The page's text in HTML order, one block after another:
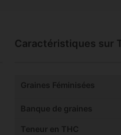
Caractéristiques sur
Graines Féminisées
Banque de graines
Teneur en THC